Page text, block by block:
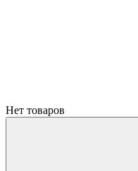
Нет товаров